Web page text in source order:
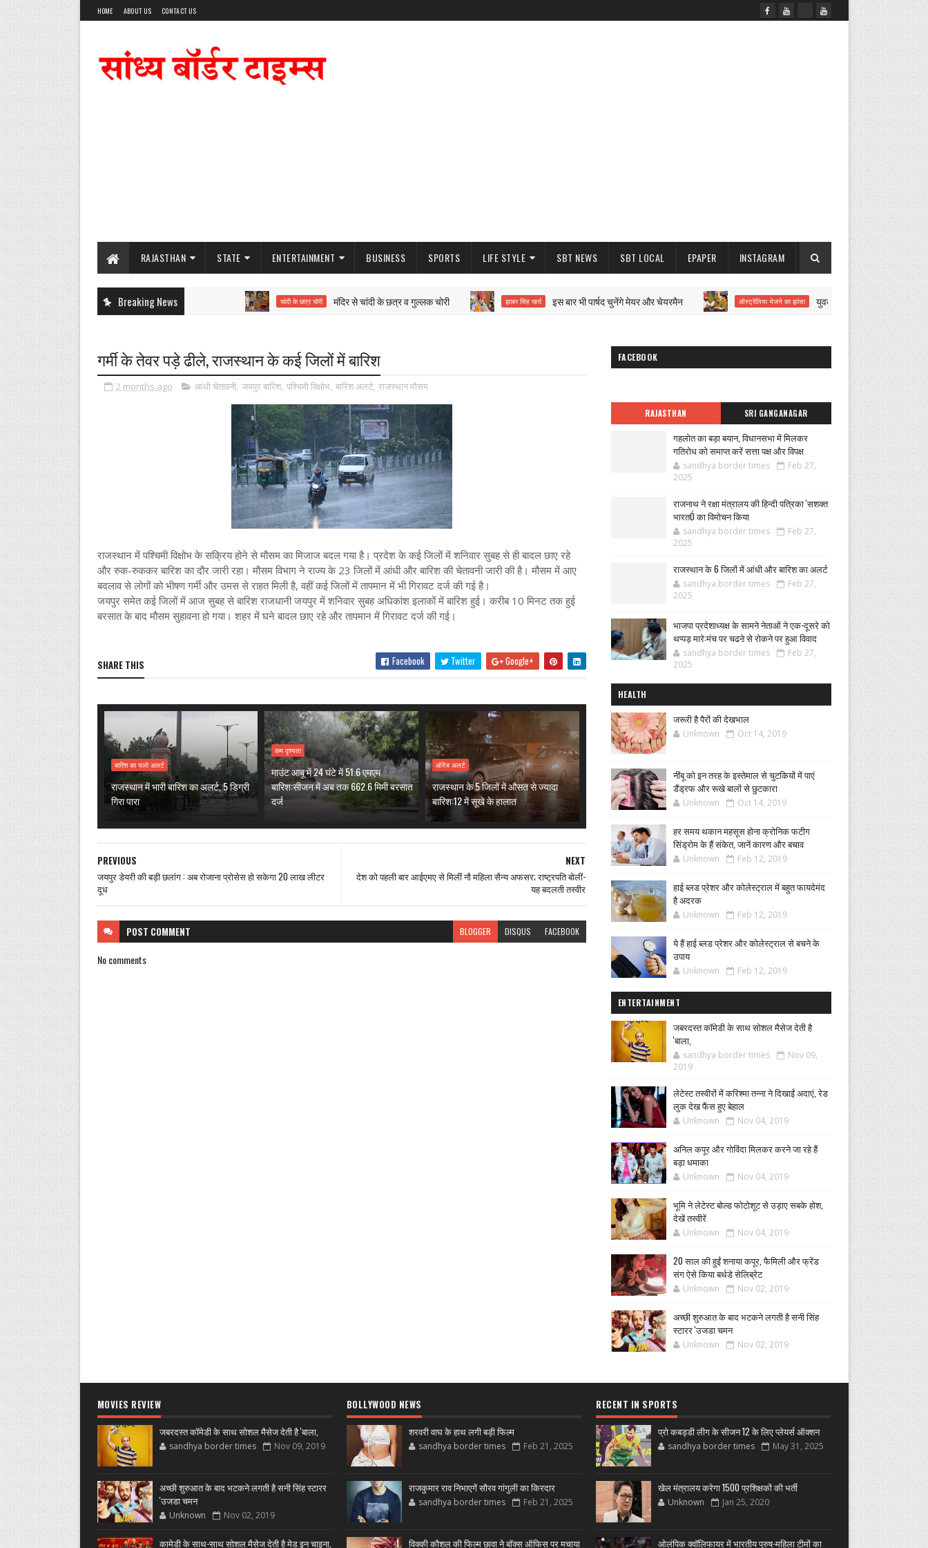
HOME ABOUT US CONTACT US
RAJASTHAN STATE ENTERTAINMENT BUSINESS SPORTS LIFE STYLE SBT NEWS SBT LOCAL EPAPER INSTAGRAM
Breaking News चांदी के छत्र चोरी मंदिर से चांदी के छत्र व गुल्लक चोरी झाबर सिंह खर्रा इस बार भी पार्षद चुनेंगे मेयर और चेयरमैन ऑस्ट्रेलिया भेजने का झांसा युवक को विदेश भेजने के नाम पर 12
गर्मी के तेवर पड़े ढीले, राजस्थान के कई जिलों में बारिश
2 months ago आंधी चेतावनी, जयपुर बारिश, पश्चिमी विक्षोभ, बारिश अलर्ट, राजस्थान मौसम
राजस्थान में पश्चिमी विक्षोभ के सक्रिय होने से मौसम का मिजाज बदल गया है। प्रदेश के कई जिलों में शनिवार सुबह से ही बादल छाए रहे
और रुक-रुककर बारिश का दौर जारी रहा। मौसम विभाग ने राज्य के 23 जिलों में आंधी और बारिश की चेतावनी जारी की है। मौसम में आए
बदलाव से लोगों को भीषण गर्मी और उमस से राहत मिली है, वहीं कई जिलों में तापमान में भी गिरावट दर्ज की गई है।
जयपुर समेत कई जिलों में आज सुबह से बारिश राजधानी जयपुर में शनिवार सुबह अधिकांश इलाकों में बारिश हुई। करीब 10 मिनट तक हुई
बरसात के बाद मौसम सुहावना हो गया। शहर में घने बादल छाए रहे और तापमान में गिरावट दर्ज की गई।
SHARE THIS Facebook Twitter Google+
बारिश का यलो अलर्ट
राजस्थान में भारी बारिश का अलर्ट, 5 डिग्री
गिरा पारा
कम दृश्यता
माउंट आबू में 24 घंटे में 51.6 एमएम
बारिश:सीजन में अब तक 662.6 मिमी बरसात
दर्ज
ऑरेंज अलर्ट
राजस्थान के 5 जिलों में औसत से ज्यादा
बारिश:12 में सूखे के हालात
NEXT
देश को पहली बार आईएमए से मिलीं नौ महिला सैन्य अफसर; राष्ट्रपति बोलीं-
यह बदलती तस्वीर
PREVIOUS
जयपुर डेयरी की बड़ी छलांग : अब रोजाना प्रोसेस हो सकेगा 20 लाख लीटर
दूध
POST COMMENT BLOGGER DISQUS FACEBOOK
No comments
FACEBOOK
RAJASTHAN SRI GANGANAGAR
गहलोत का बड़ा बयान, विधानसभा में मिलकर
गतिरोध को समाप्त करें सत्ता पक्ष और विपक्ष
sandhya border times
Feb 27,
2025
राजनाथ ने रक्षा मंत्रालय की हिन्दी पत्रिका 'सशक्त
भारतÓ का विमोचन किया
sandhya border times
Feb 27,
2025
राजस्थान के 6 जिलों में आंधी और बारिश का अलर्ट
sandhya border times
Feb 27,
2025
भाजपा प्रदेशाध्यक्ष के सामने नेताओं ने एक-दूसरे को
थप्पड़ मारे:मंच पर चढऩे से रोकने पर हुआ विवाद
sandhya border times
Feb 27,
2025
HEALTH
जरूरी है पैरों की देखभाल
Unknown Oct 14, 2019
नींबू को इन तरह के इस्तेमाल से चुटकियों में पाएं
डैंड्रफ और रूखे बालों से छुटकारा
Unknown Oct 14, 2019
हर समय थकान महसूस होना क्रोनिक फटीग
सिंड्रोम के हैं संकेत, जानें कारण और बचाव
Unknown Feb 12, 2019
हाई ब्लड प्रेशर और कोलेस्ट्राल में बहुत फायदेमंद
है अदरक
Unknown Feb 12, 2019
ये हैं हाई ब्लड प्रेशर और कोलेस्ट्राल से बचने के
उपाय
Unknown Feb 12, 2019
ENTERTAINMENT
जबरदस्त कॉमेडी के साथ सोशल मैसेज देती है
'बाला,
sandhya border times
Nov 09,
2019
लेटेस्ट तस्वीरों में करिश्मा तन्ना ने दिखाईं अदाएं, रेड
लुक देख फैंस हुए बेहाल
Unknown Nov 04, 2019
अनिल कपूर और गोविंदा मिलकर करने जा रहे हैं
बड़ा धमाका
Unknown Nov 04, 2019
भूमि ने लेटेस्ट बोल्ड फोटोशूट से उड़ाए सबके होश,
देखें तस्वीरें
Unknown Nov 04, 2019
20 साल की हुईं शनाया कपूर, फैमिली और फ्रेंड
संग ऐसे किया बर्थडे सेलिब्रेट
Unknown Nov 02, 2019
अच्छी शुरुआत के बाद भटकने लगती है सनी सिंह
स्टारर 'उजडा चमन
Unknown Nov 02, 2019
MOVIES REVIEW
जबरदस्त कॉमेडी के साथ सोशल मैसेज देती है 'बाला,
sandhya border times Nov 09, 2019
अच्छी शुरुआत के बाद भटकने लगती है सनी सिंह स्टारर
'उजडा चमन
Unknown Nov 02, 2019
कामेडी के साथ-साथ सोशल मैसेज देती है मेड इन चाइना,
BOLLYWOOD NEWS
शरवरी वाघ के हाथ लगी बड़ी फिल्म
sandhya border times Feb 21, 2025
राजकुमार राव निभाएगें सौरव गांगुली का किरदार
sandhya border times Feb 21, 2025
विक्की कौशल की फिल्म छावा ने बॉक्स ऑफिस पर मचाया
RECENT IN SPORTS
प्रो कबड्डी लीग के सीजन 12 के लिए प्लेयर्स ऑक्शन
sandhya border times May 31, 2025
खेल मंत्रालय करेगा 1500 प्रशिक्षकों की भर्ती
Unknown Jan 25, 2020
ओलंपिक क्वॉलिफायर में भारतीय पुरुष-महिला टीमों का